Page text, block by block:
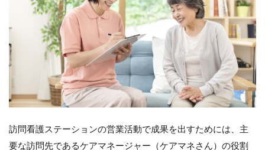
訪問看護ステーションの営業活動で成果を出すためには、主
要な訪問先であるケアマネージャー（ケアマネさん）の役割